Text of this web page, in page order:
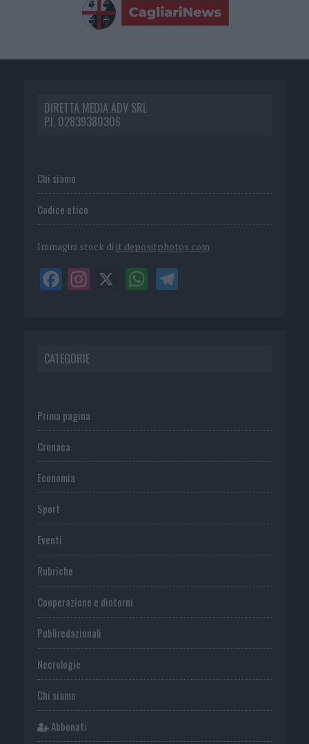
DIRETTA MEDIA ADV SRL
P.I. 02839380306
Chi siamo
Codice etico
Immagini stock di it.depositphotos.com
CATEGORIE
Prima pagina
Cronaca
Economia
Sport
Eventi
Rubriche
Cooperazione e dintorni
Publiredazionali
Necrologie
Chi siamo
Abbonati